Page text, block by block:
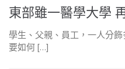
東部雖一醫學大學
學生、父親、員工，一人分
要如何 […]